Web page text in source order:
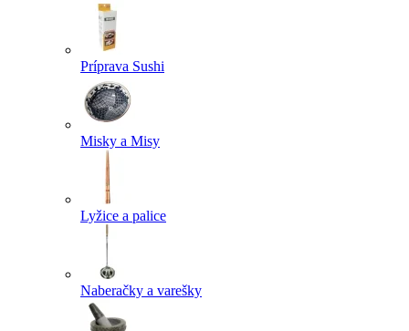
Príprava Sushi
Misky a Misy
Lyžice a palice
Naberačky a varešky